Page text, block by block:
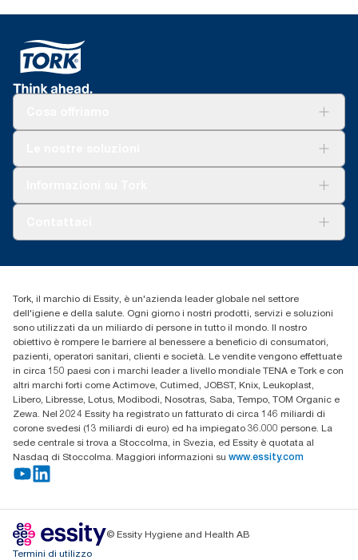
+39 0331 443896
Tork, il marchio di Essity, è un'azienda leader globale nel settore
dell'igiene e della salute. Ogni giorno i nostri prodotti, servizi e soluzioni
sono utilizzati da un miliardo di persone in tutto il mondo. Il nostro
obiettivo è rompere le barriere al benessere a beneficio di consumatori,
pazienti, operatori sanitari, clienti e società. Le vendite vengono effettuate
in circa 150 paesi con i marchi leader a livello mondiale TENA e Tork e con
altri marchi forti come Actimove, Cutimed, JOBST, Knix, Leukoplast,
Libero, Libresse, Lotus, Modibodi, Nosotras, Saba, Tempo, TOM Organic e
Zewa. Nel 2024 Essity ha registrato un fatturato di circa 146 miliardi di
corone svedesi (13 miliardi di euro) ed ha impiegato 36.000 persone. La
sede centrale si trova a Stoccolma, in Svezia, ed Essity è quotata al
Nasdaq di Stoccolma. Maggiori informazioni su www.essity.com
© Essity Hygiene and Health AB
Termini di utilizzo